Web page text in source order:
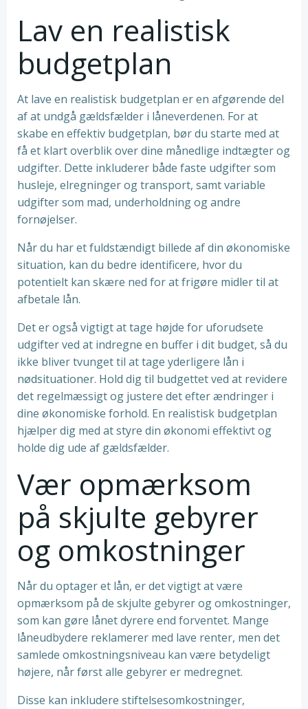
Lav en realistisk
budgetplan
At lave en realistisk budgetplan er en afgørende del
af at undgå gældsfælder i låneverdenen. For at
skabe en effektiv budgetplan, bør du starte med at
få et klart overblik over dine månedlige indtægter og
udgifter. Dette inkluderer både faste udgifter som
husleje, elregninger og transport, samt variable
udgifter som mad, underholdning og andre
fornøjelser.
Når du har et fuldstændigt billede af din økonomiske
situation, kan du bedre identificere, hvor du
potentielt kan skære ned for at frigøre midler til at
afbetale lån.
Det er også vigtigt at tage højde for uforudsete
udgifter ved at indregne en buffer i dit budget, så du
ikke bliver tvunget til at tage yderligere lån i
nødsituationer. Hold dig til budgettet ved at revidere
det regelmæssigt og justere det efter ændringer i
dine økonomiske forhold. En realistisk budgetplan
hjælper dig med at styre din økonomi effektivt og
holde dig ude af gældsfælder.
Vær opmærksom
på skjulte gebyrer
og omkostninger
Når du optager et lån, er det vigtigt at være
opmærksom på de skjulte gebyrer og omkostninger,
som kan gøre lånet dyrere end forventet. Mange
låneudbydere reklamerer med lave renter, men det
samlede omkostningsniveau kan være betydeligt
højere, når først alle gebyrer er medregnet.
Disse kan inkludere stiftelsesomkostninger,